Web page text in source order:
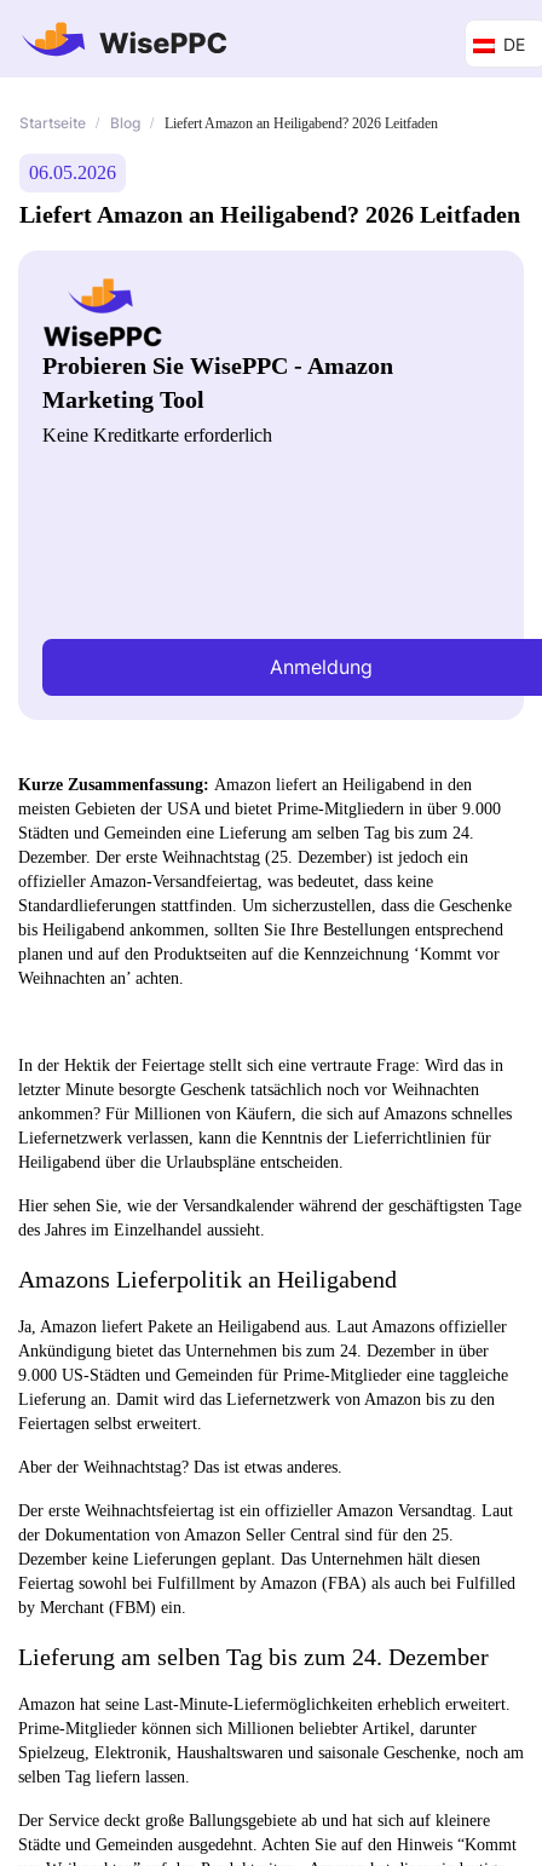
DE
Startseite / Blog / Liefert Amazon an Heiligabend? 2026 Leitfaden
06.05.2026
Liefert Amazon an Heiligabend? 2026 Leitfaden
Probieren Sie WisePPC - Amazon
Marketing Tool
Keine Kreditkarte erforderlich
Anmeldung
Kurze Zusammenfassung: Amazon liefert an Heiligabend in den
meisten Gebieten der USA und bietet Prime-Mitgliedern in über 9.000
Städten und Gemeinden eine Lieferung am selben Tag bis zum 24.
Dezember. Der erste Weihnachtstag (25. Dezember) ist jedoch ein
offizieller Amazon-Versandfeiertag, was bedeutet, dass keine
Standardlieferungen stattfinden. Um sicherzustellen, dass die Geschenke
bis Heiligabend ankommen, sollten Sie Ihre Bestellungen entsprechend
planen und auf den Produktseiten auf die Kennzeichnung ‘Kommt vor
Weihnachten an’ achten.
In der Hektik der Feiertage stellt sich eine vertraute Frage: Wird das in
letzter Minute besorgte Geschenk tatsächlich noch vor Weihnachten
ankommen? Für Millionen von Käufern, die sich auf Amazons schnelles
Liefernetzwerk verlassen, kann die Kenntnis der Lieferrichtlinien für
Heiligabend über die Urlaubspläne entscheiden.
Hier sehen Sie, wie der Versandkalender während der geschäftigsten Tage
des Jahres im Einzelhandel aussieht.
Amazons Lieferpolitik an Heiligabend
Ja, Amazon liefert Pakete an Heiligabend aus. Laut Amazons offizieller
Ankündigung bietet das Unternehmen bis zum 24. Dezember in über
9.000 US-Städten und Gemeinden für Prime-Mitglieder eine taggleiche
Lieferung an. Damit wird das Liefernetzwerk von Amazon bis zu den
Feiertagen selbst erweitert.
Aber der Weihnachtstag? Das ist etwas anderes.
Der erste Weihnachtsfeiertag ist ein offizieller Amazon Versandtag. Laut
der Dokumentation von Amazon Seller Central sind für den 25.
Dezember keine Lieferungen geplant. Das Unternehmen hält diesen
Feiertag sowohl bei Fulfillment by Amazon (FBA) als auch bei Fulfilled
by Merchant (FBM) ein.
Lieferung am selben Tag bis zum 24. Dezember
Amazon hat seine Last-Minute-Liefermöglichkeiten erheblich erweitert.
Prime-Mitglieder können sich Millionen beliebter Artikel, darunter
Spielzeug, Elektronik, Haushaltswaren und saisonale Geschenke, noch am
selben Tag liefern lassen.
Der Service deckt große Ballungsgebiete ab und hat sich auf kleinere
Städte und Gemeinden ausgedehnt. Achten Sie auf den Hinweis “Kommt